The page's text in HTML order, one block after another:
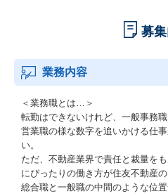
募
業務内容
＜業務職とは…＞
転勤はできないけれど、一般事務職
営業職の様な数字を追いかける仕
い。
ただ、不動産業界で責任と裁量を
にぴったりの働き方が住友不動産の
総合職と一般職の中間のような位置